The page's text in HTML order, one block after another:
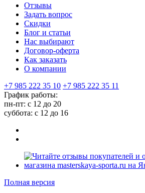
Отзывы
Задать вопрос
Скидки
Блог и статьи
Нас выбирают
Договор-оферта
Как заказать
О компании
+7 985 222 35 10 +7 985 222 35 11
График работы:
пн-пт: с 12 до 20
суббота: c 12 до 16
Полная версия